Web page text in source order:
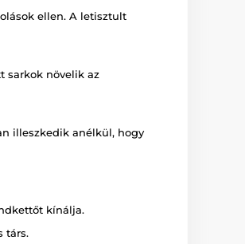
ellen. A letisztult
sarkok növelik az
illeszkedik anélkül, hogy
kínálja.
társ.